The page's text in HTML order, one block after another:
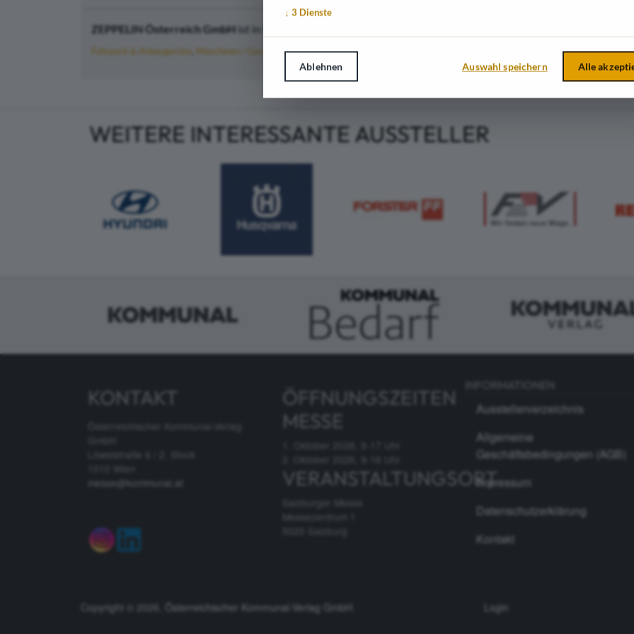
ZEPPELIN Österreich GmbH ist in folgenden Branchen tätig:
Fuhrpark & Anbaugeräte Maschinen / Geräte Straßenbau & -erhaltung
WEITERE INTERESSANTE AUSSTELLER
KONTAKT
messe@kommunal.at
ÖFFNUNGSZEITEN
MESSE
VERANSTALTUNGSORT
Ausstellerverzeichnis
Allgemeine
Geschäftsbedingungen (AGB)
Impressum
Datenschutzerklärung
Kontakt
Copyright © 2026, Österreichischer Kommunal-Verlag GmbH Login
↓ 3 Dienste
Ablehnen Auswahl speichern Alle